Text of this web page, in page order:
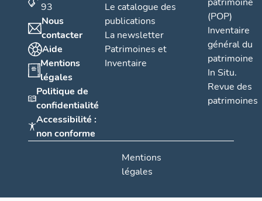
93
Nous
contacter
Aide
Mentions
légales
Politique de
confidentialité
Accessibilité :
non conforme
Le catalogue des
publications
La newsletter
Patrimoines et
Inventaire
(POP)
Inventaire
général du
patrimoine
In Situ.
Revue des
patrimoines
Mentions
légales